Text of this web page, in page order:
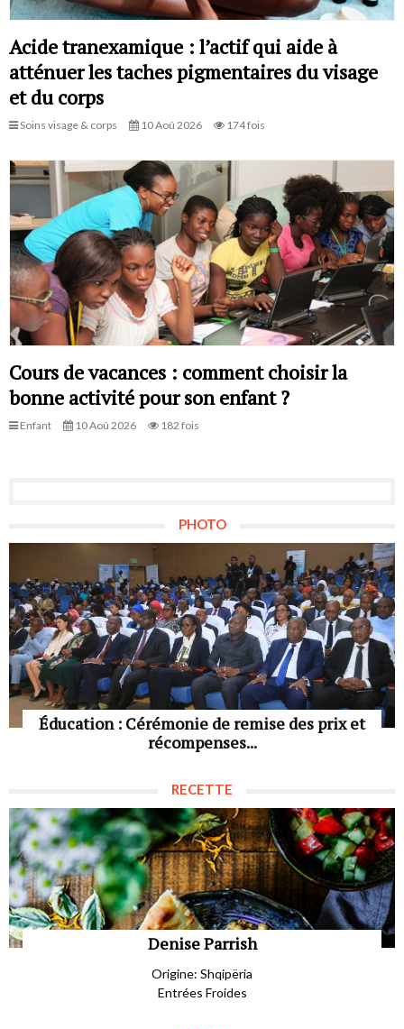
Acide tranexamique : l’actif qui aide à
atténuer les taches pigmentaires du visage
et du corps
Soins visage & corps 10 Aoû 2026 174 fois
Cours de vacances : comment choisir la
bonne activité pour son enfant ?
Enfant 10 Aoû 2026 182 fois
PHOTO
Éducation : Cérémonie de remise des prix et
récompenses...
RECETTE
Denise Parrish
Origine: Shqipëria
Entrées Froides